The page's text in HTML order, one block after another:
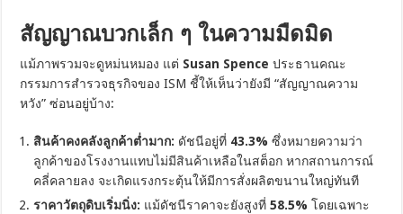
สัญญาณบวกเล็ก ๆ ในความมืดมิด
แม้ภาพรวมจะดูหม่นหมอง แต่ Susan Spence ประธานคณะ
กรรมการสำรวจธุรกิจของ ISM ชี้ให้เห็นว่ายังมี “สัญญาณความ
หวัง” ซ่อนอยู่บ้าง:
สินค้าคงคลังลูกค้าต่ำมาก: ดัชนีอยู่ที่ 43.3% ซึ่งหมายความว่า
ลูกค้าของโรงงานแทบไม่มีสินค้าเหลือในสต็อก หากสถานการณ์
คลี่คลายลง จะเกิดแรงกระตุ้นให้มีการสั่งผลิตขนานใหญ่ทันที
ราคาวัตถุดิบเริ่มนิ่ง: แม้ดัชนีราคาจะยังสูงที่58.5% โดยเฉพาะ